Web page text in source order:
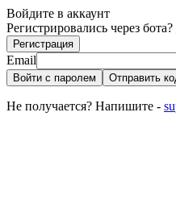
Войдите в аккаунт
Регистрировались через
Регистрация
Email
Войти с паролем Отправить
Не получается? Напишите -